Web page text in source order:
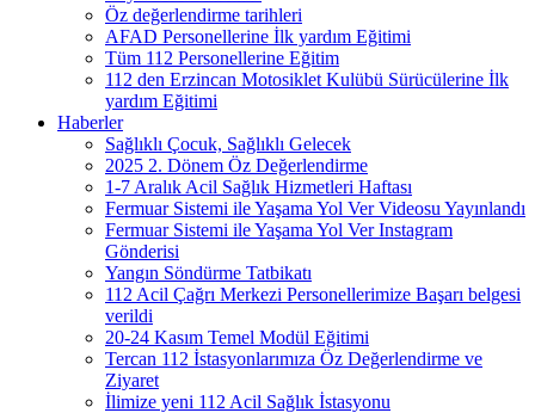
Öz değerlendirme tarihleri
AFAD Personellerine İlk yardım Eğitimi
Tüm 112 Personellerine Eğitim
112 den Erzincan Motosiklet Kulübü Sürücülerine İlk
yardım Eğitimi
Haberler
Sağlıklı Çocuk, Sağlıklı Gelecek
2025 2. Dönem Öz Değerlendirme
1-7 Aralık Acil Sağlık Hizmetleri Haftası
Fermuar Sistemi ile Yaşama Yol Ver Videosu Yayınlandı
Fermuar Sistemi ile Yaşama Yol Ver Instagram
Gönderisi
Yangın Söndürme Tatbikatı
112 Acil Çağrı Merkezi Personellerimize Başarı belgesi
verildi
20-24 Kasım Temel Modül Eğitimi
Tercan 112 İstasyonlarımıza Öz Değerlendirme ve
Ziyaret
İlimize yeni 112 Acil Sağlık İstasyonu